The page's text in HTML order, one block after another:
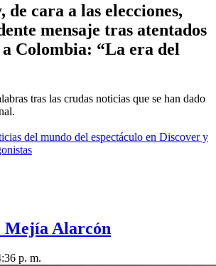
de cara a las elecciones,
mensaje tras atentados
Colombia: “La era del
tras las crudas noticias que se han dado
del mundo del espectáculo en Discover y
Mejía Alarcón
p. m.